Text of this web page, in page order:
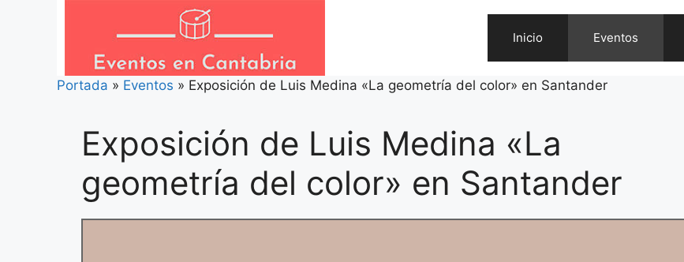
Inicio Eventos
Portada » Eventos » Exposición de Luis Medina «La geometría del color» en Santander
Exposición de Luis Medina «La
geometría del color» en Santander